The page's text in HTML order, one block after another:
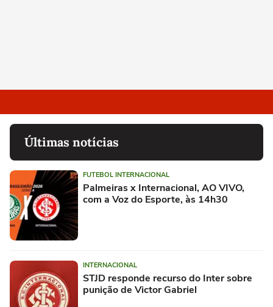
Últimas notícias
FUTEBOL INTERNACIONAL
Palmeiras x Internacional, AO VIVO,
com a Voz do Esporte, às 14h30
INTERNACIONAL
STJD responde recurso do Inter sobre
punição de Victor Gabriel